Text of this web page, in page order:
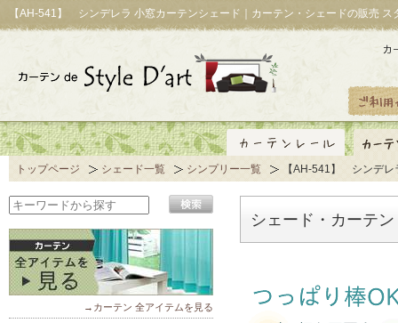
【AH-541】 シンデレラ 小窓カーテンシェード｜カーテン・シェードの販売 ス
トップページ シェード一覧 シンプリー一覧 【AH-541】 シンデレ
シェード・カーテ
→カーテン 全アイテムを見る